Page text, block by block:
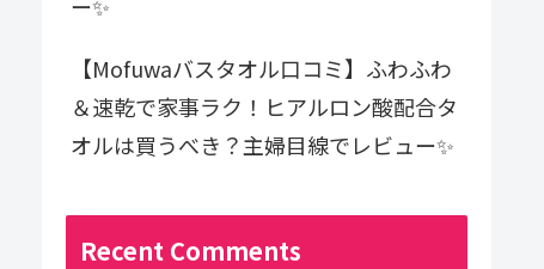
【Mofuwaバスタオル口コミ】ふわふわ
＆速乾で家事ラク！ヒアルロン酸配合タ
オルは買うべき？主婦目線でレビュー✨
Recent Comments